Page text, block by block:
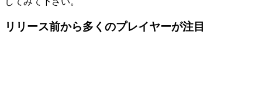
リリース前から多くのプレイヤーが注目